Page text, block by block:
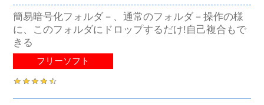
簡易暗号化フォルダ－、通常のフォルダ－操作の様
に、このフォルダにドロップするだけ!自己複合もで
きる
フリーソフト